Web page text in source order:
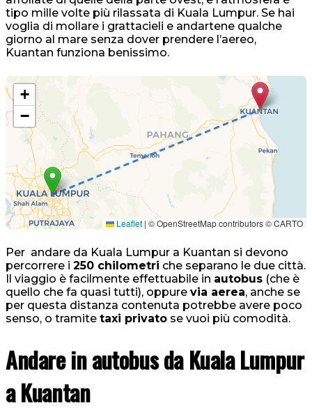
tipo mille volte più rilassata di Kuala Lumpur. Se hai
voglia di mollare i grattacieli e andartene qualche
giorno al mare senza dover prendere l’aereo,
Kuantan funziona benissimo.
+
−
Leaflet | © OpenStreetMap contributors © CARTO
Per andare da Kuala Lumpur a Kuantan si devono
percorrere i 250 chilometri che separano le due città.
Il viaggio è facilmente effettuabile in autobus (che è
quello che fa quasi tutti), oppure via aerea, anche se
per questa distanza contenuta potrebbe avere poco
senso, o tramite taxi privato se vuoi più comodità.
Andare in autobus da Kuala Lumpur
a Kuantan